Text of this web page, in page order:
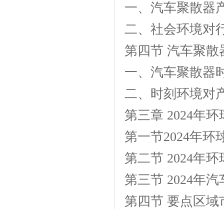
一、汽车聚散器
二、社会环境对
第四节 汽车聚
一、汽车聚散器
二、时刻环境对
第三章 2024年
第一节2024年环
第二节 2024年
第三节 2024年
第四节 要点区